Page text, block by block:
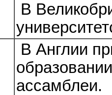
В
В Англии
ассамблеи.